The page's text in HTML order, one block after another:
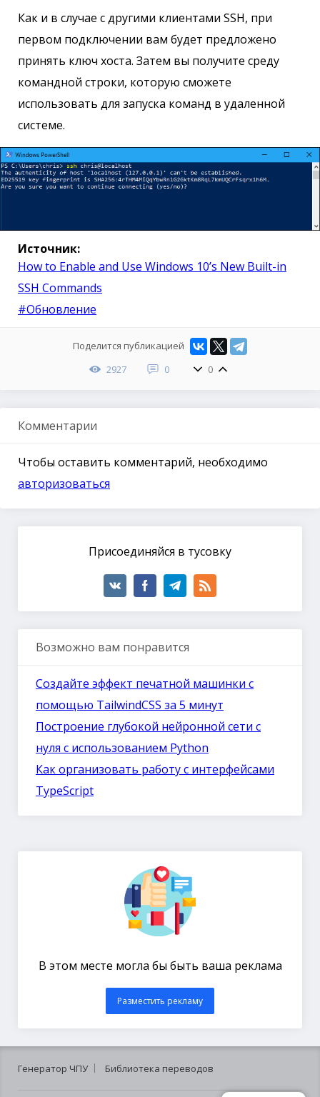
Как и в случае с другими клиентами SSH, при
первом подключении вам будет предложено
принять ключ хоста. Затем вы получите среду
командной строки, которую сможете
использовать для запуска команд в удаленной
системе.
Источник:
How to Enable and Use Windows 10’s New Built-in
SSH Commands
#Обновление
Поделится публикацией
2927
0 0
Комментарии
Чтобы оставить комментарий, необходимо
авторизоваться
Присоединяйся в тусовку
Возможно вам понравится
Создайте эффект печатной машинки с
помощью TailwindCSS за 5 минут
Построение глубокой нейронной сети с
нуля с использованием Python
Как организовать работу с интерфейсами
TypeScript
В этом месте могла бы быть ваша реклама
Разместить рекламу
Генератор ЧПУ Библиотека переводов